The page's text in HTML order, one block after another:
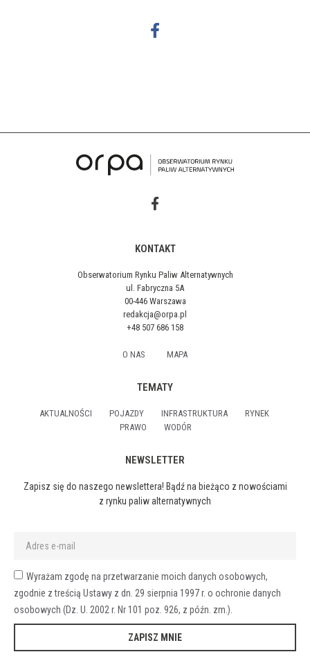
KONTAKT
Obserwatorium Rynku Paliw Alternatywnych
ul. Fabryczna 5A
00-446 Warszawa
redakcja@orpa.pl
+48 507 686 158
O NAS MAPA
TEMATY
AKTUALNOŚCI POJAZDY INFRASTRUKTURA
RYNEK
PRAWO
WODÓR
NEWSLETTER
Zapisz się do naszego newslettera! Bądź na bieżąco z nowościami
z rynku paliw alternatywnych
Wyrażam zgodę na przetwarzanie moich danych osobowych,
zgodnie z treścią Ustawy z dn. 29 sierpnia 1997 r. o ochronie danych
osobowych (Dz. U. 2002 r. Nr 101 poz. 926, z późn. zm.).
ZAPISZ MNIE